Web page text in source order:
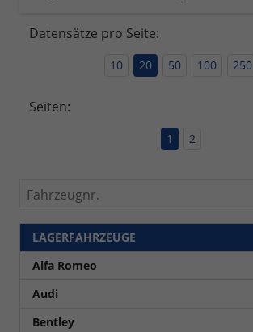
Datensätze pro Seite:
10 20 50 100 250
Seiten:
1 2
Fahrzeugnr.
LAGERFAHRZEUGE
Alfa Romeo
Audi
Bentley